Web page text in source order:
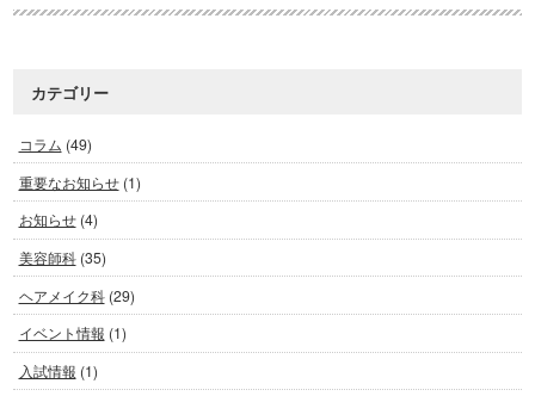
カテゴリー
コラム (49)
重要なお知らせ(1)
お知らせ(4)
美容師科(35)
ヘアメイク科(29)
イベント情報 (1)
入試情報 (1)